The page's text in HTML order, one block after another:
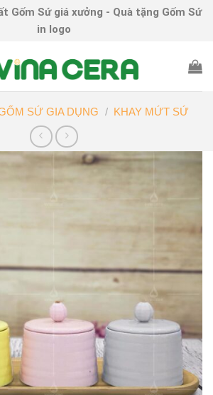
Gốm Sứ giá xưởng - Quà tặng Gốm Sứ
in logo
SỨ GIA DỤNG / KHAY MỨT SỨ